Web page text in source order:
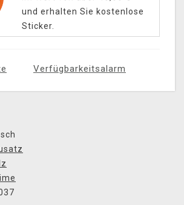
und erhalten Sie kostenlose
Sticker.
Verfügbarkeitsalarm